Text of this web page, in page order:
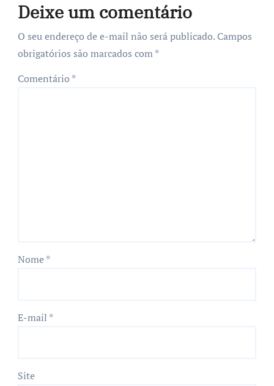
Deixe um comentário
O seu endereço de e-mail não será publicado. Campos
obrigatórios são marcados com*
Comentário *
Nome*
E-mail *
Site